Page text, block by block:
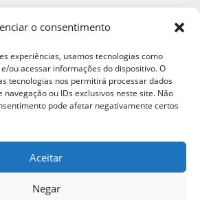
o consentimento
experiências, usamos tecnologias como
ou acessar informações do dispositivo. O
tecnologias nos permitirá processar dados
ou IDs exclusivos neste site. Não
pode afetar negativamente certos
Aceitar
Negar
Redes Sociais
O SAAE 0800 7796-300